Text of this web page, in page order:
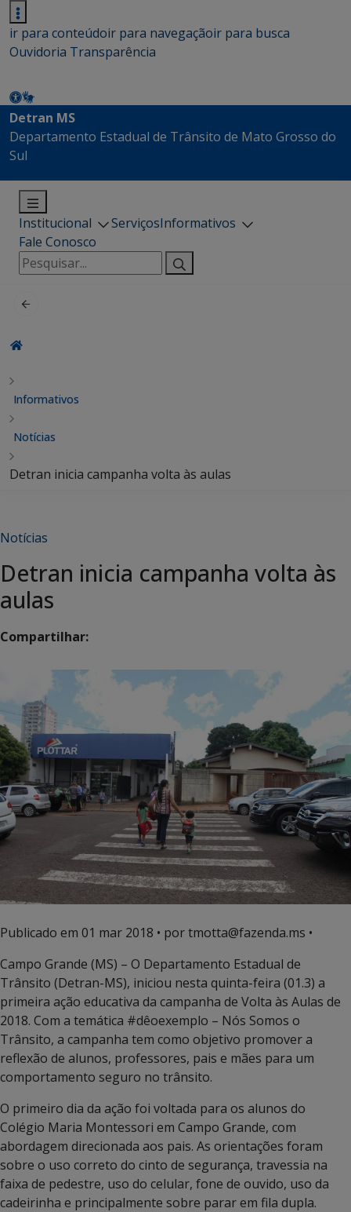
ir para conteúdoir para navegaçãoir para busca
Ouvidoria Transparência
Detran MS
Departamento Estadual de Trânsito de Mato Grosso do
Sul
Institucional ServiçosInformativos
Fale Conosco
Pesquisar
por:
Informativos
Notícias
Detran inicia campanha volta às aulas
Notícias
Detran inicia campanha volta às
aulas
Compartilhar:
Publicado em 01 mar 2018 • por tmotta@fazenda.ms •
Campo Grande (MS) – O Departamento Estadual de
Trânsito (Detran-MS), iniciou nesta quinta-feira (01.3) a
primeira ação educativa da campanha de Volta às Aulas de
2018. Com a temática #dêoexemplo – Nós Somos o
Trânsito, a campanha tem como objetivo promover a
reflexão de alunos, professores, pais e mães para um
comportamento seguro no trânsito.
O primeiro dia da ação foi voltada para os alunos do
Colégio Maria Montessori em Campo Grande, com
abordagem direcionada aos pais. As orientações foram
sobre o uso correto do cinto de segurança, travessia na
faixa de pedestre, uso do celular, fone de ouvido, uso da
cadeirinha e principalmente sobre parar em fila dupla.